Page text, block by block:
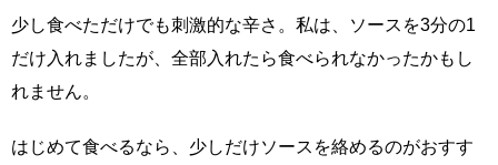
少し食べただけでも刺激的な辛さ。私は、ソースを3分の1
だけ入れましたが、全部入れたら食べられなかったかもし
れません。
はじめて食べるなら、少しだけソースを絡めるのがおすす